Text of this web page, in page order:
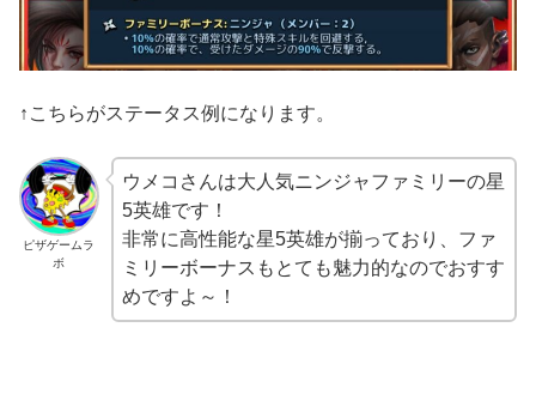
↑こちらがステータス例になります。
ピザゲームラ
ボ
ウメコさんは大人気ニンジャファミリーの星
5英雄です！
非常に高性能な星5英雄が揃っており、ファ
ミリーボーナスもとても魅力的なのでおすす
めですよ～！